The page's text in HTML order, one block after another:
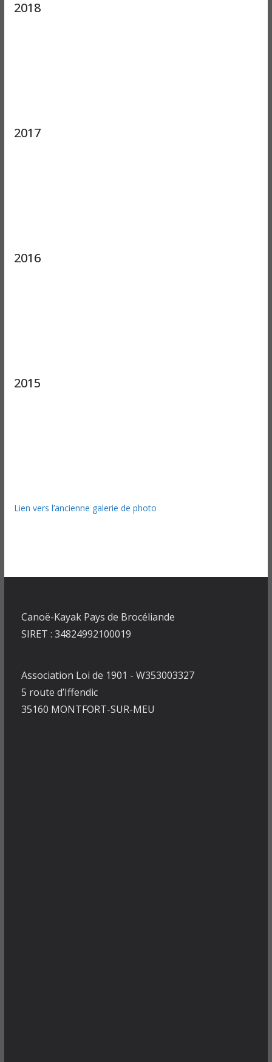
2018
2017
2016
2015
Lien vers l’ancienne galerie de photo
Canoë-Kayak Pays de Brocéliande
SIRET : 34824992100019
Association Loi de 1901 - W353003327
5 route d’Iffendic
35160 MONTFORT-SUR-MEU